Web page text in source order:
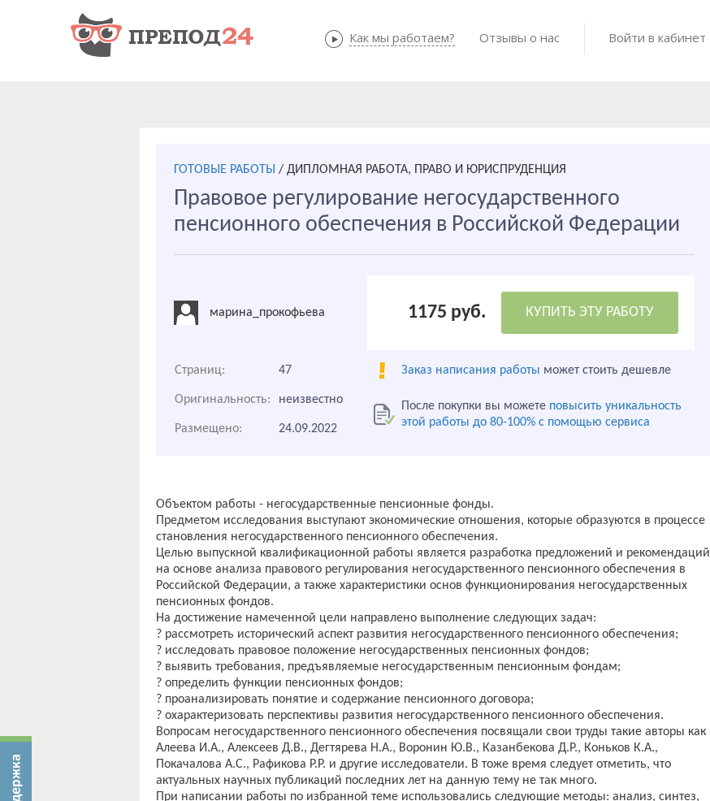
Как мы работаем? Готовые работы
Как мы работаем? Отзывы о нас Войти в кабинет
ГОТОВЫЕ РАБОТЫ / ДИПЛОМНАЯ РАБОТА, ПРАВО И ЮРИСПРУДЕНЦИЯ
Правовое регулирование негосударственного
пенсионного обеспечения в Российской Федерации
марина_прокофьева 1175 руб. КУПИТЬ ЭТУ РАБОТУ
Страниц: 47 Заказ написания работы может стоить дешевле
Оригинальность: неизвестно После покупки вы можете повысить уникальность
этой работы до 80-100% с помощью сервиса
Размещено: 24.09.2022
Объектом работы - негосударственные пенсионные фонды.
Предметом исследования выступают экономические отношения, которые образуются в процессе
становления негосударственного пенсионного обеспечения.
Целью выпускной квалификационной работы является разработка предложений и рекомендаций
на основе анализа правового регулирования негосударственного пенсионного обеспечения в
Российской Федерации, а также характеристики основ функционирования негосударственных
пенсионных фондов.
На достижение намеченной цели направлено выполнение следующих задач:
? рассмотреть исторический аспект развития негосударственного пенсионного обеспечения;
? исследовать правовое положение негосударственных пенсионных фондов;
? выявить требования, предъявляемые негосударственным пенсионным фондам;
? определить функции пенсионных фондов;
? проанализировать понятие и содержание пенсионного договора;
? охарактеризовать перспективы развития негосударственного пенсионного обеспечения.
Вопросам негосударственного пенсионного обеспечения посвящали свои труды такие авторы как
Алеева И.А., Алексеев Д.В., Дегтярева Н.А., Воронин Ю.В., Казанбекова Д.Р., Коньков К.А.,
Покачалова А.С., Рафикова Р.Р. и другие исследователи. В тоже время следует отметить, что
актуальных научных публикаций последних лет на данную тему не так много.
При написании работы по избранной теме использовались следующие методы: анализ, синтез,